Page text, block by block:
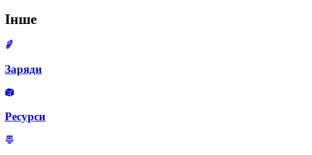
Інше
Заряди
Ресурси